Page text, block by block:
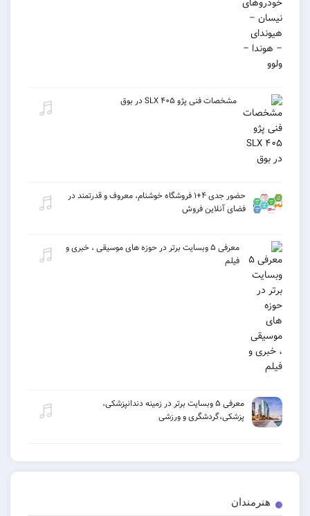
مشخصات فنی پژو ۴۰۵ SLX در بوق
حضور جدی ۴+۱ فروشگاه خوشنام، معروف و قدرتمند در
فضای آنلاین فروش
معرفی ۵ وبسایت برتر در حوزه های موسیقی ، خبری و
فیلم
معرفی ۵ وبسایت برتر در زمینه دندانپزشکی،
پزشکی،گردشگری و ورزشی
هنرمندان